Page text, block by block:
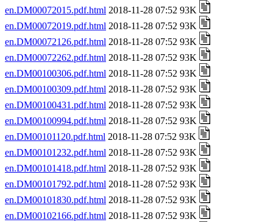
en.DM00072015.pdf.html 2018-11-28 07:52 93K
en.DM00072019.pdf.html 2018-11-28 07:52 93K
en.DM00072126.pdf.html 2018-11-28 07:52 93K
en.DM00072262.pdf.html 2018-11-28 07:52 93K
en.DM00100306.pdf.html 2018-11-28 07:52 93K
en.DM00100309.pdf.html 2018-11-28 07:52 93K
en.DM00100431.pdf.html 2018-11-28 07:52 93K
en.DM00100994.pdf.html 2018-11-28 07:52 93K
en.DM00101120.pdf.html 2018-11-28 07:52 93K
en.DM00101232.pdf.html 2018-11-28 07:52 93K
en.DM00101418.pdf.html 2018-11-28 07:52 93K
en.DM00101792.pdf.html 2018-11-28 07:52 93K
en.DM00101830.pdf.html 2018-11-28 07:52 93K
en.DM00102166.pdf.html 2018-11-28 07:52 93K